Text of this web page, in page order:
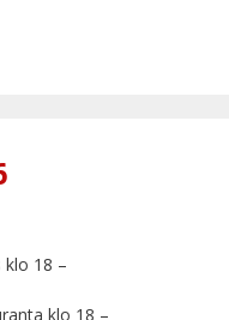
klo 18 –
klo 18 –